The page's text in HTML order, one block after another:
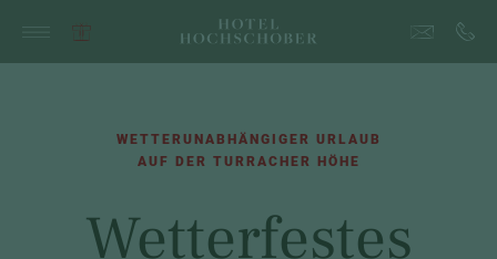
WETTERUNABHÄNGIGER URLAUB
AUF DER TURRACHER HÖHE
Wetterfestes